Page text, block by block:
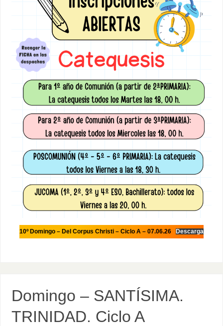
10º Domingo – Del Corpus Christi – Ciclo A – 07.06.26 Descarga
Domingo – SANTÍSIMA.
TRINIDAD. Ciclo A